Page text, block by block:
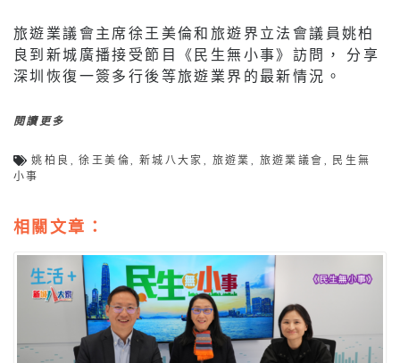
旅遊業議會主席徐王美倫和旅遊界立法會議員姚柏
良到新城廣播接受節目《民生無小事》訪問， 分享
深圳恢復一簽多行後等旅遊業界的最新情況。
閱讀更多
姚柏良 ,徐王美倫, 新城八大家 , 旅遊業 , 旅遊業議會 , 民生無
小事
相關文章：